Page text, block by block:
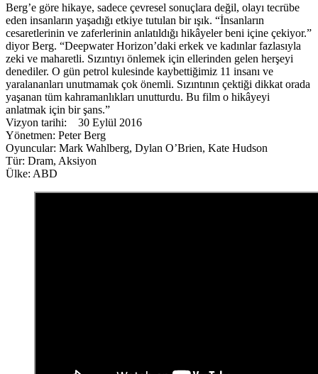
Berg’e göre hikaye, sadece çevresel sonuçlara değil, olayı tecrübe
eden insanların yaşadığı etkiye tutulan bir ışık. “İnsanların
cesaretlerinin ve zaferlerinin anlatıldığı hikâyeler beni içine çekiyor.”
diyor Berg. “Deepwater Horizon’daki erkek ve kadınlar fazlasıyla
zeki ve maharetli. Sızıntıyı önlemek için ellerinden gelen herşeyi
denediler. O gün petrol kulesinde kaybettiğimiz 11 insanı ve
yaralananları unutmamak çok önemli. Sızıntının çektiği dikkat orada
yaşanan tüm kahramanlıkları unutturdu. Bu film o hikâyeyi
anlatmak için bir şans.”
Vizyon tarihi: 30 Eylül 2016
Yönetmen: Peter Berg
Oyuncular: Mark Wahlberg, Dylan O’Brien, Kate Hudson
Tür: Dram, Aksiyon
Ülke: ABD